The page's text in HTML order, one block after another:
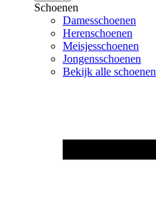
Schoenen
Damesschoenen
Herenschoenen
Meisjesschoenen
Jongensschoenen
Bekijk alle schoenen